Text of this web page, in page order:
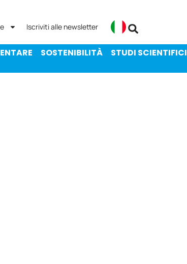
Iscriviti alle newsletter
SOSTENIBILITÀ STUDI SCIENTIFICI